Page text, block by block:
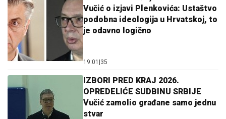
Vučić o izjavi Plenkovića: Ustaštvo
podobna ideologija u Hrvatskoj, to
je odavno logično
19:01 35
IZBORI PRED KRAJ 2026.
OPREDELIĆE SUDBINU SRBIJE
Vučić zamolio građane samo jednu
stvar